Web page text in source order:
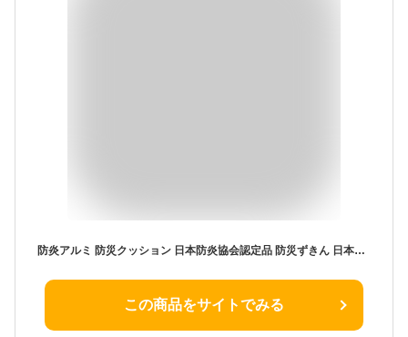
防炎アルミ 防災クッション 日本防炎協会認定品 防災ずきん 日本製防災頭巾 洗える 難燃わた 防炎加工 燃えにくい アルミニウム加工 カネカロン(R) スーパーエクスター(R) 大人用 子供用 防災用品 防災グッズ 災害 地震 避難 地震対策 災害対策 防災対策 入学 新学期
この商品をサイトでみる